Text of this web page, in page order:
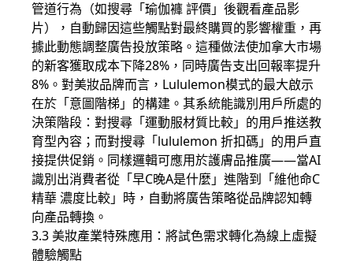
管道行為（如搜尋「瑜伽褲 評價」後觀看產品影
片），自動歸因這些觸點對最終購買的影響權重，再
據此動態調整廣告投放策略。這種做法使加拿大市場
的新客獲取成本下降28%，同時廣告支出回報率提升
8%。對美妝品牌而言，Lululemon模式的最大啟示
在於「意圖階梯」的構建。其系統能識別用戶所處的
決策階段：對搜尋「運動服材質比較」的用戶推送教
育型內容；而對搜尋「lululemon 折扣碼」的用戶直
接提供促銷。同樣邏輯可應用於護膚品推廣——當AI
識別出消費者從「早C晚A是什麼」進階到「維他命C
精華 濃度比較」時，自動將廣告策略從品牌認知轉
向產品轉換。
3.3 美妝產業特殊應用：將試色需求轉化為線上虛擬
體驗觸點